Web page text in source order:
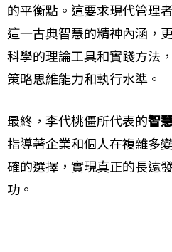
的平衡點。這要求現代管理
這一古典智慧的精神內涵，
科學的理論工具和實踐方法
策略思維能力和執行水準。
最終，李代桃僵所代表的智
指導著企業和個人在複雜多
確的選擇，實現真正的長遠
功。